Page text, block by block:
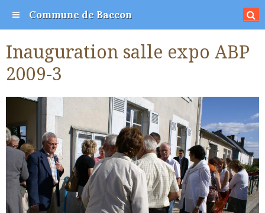
Commune de Baccon
Inauguration salle expo ABP
2009-3